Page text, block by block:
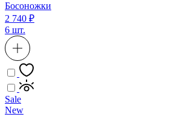
Босоножки
2 740 ₽
6 шт.
Sale
New